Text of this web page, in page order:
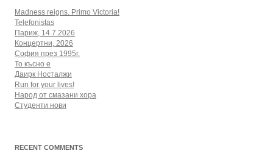
Madness reigns. Primo Victoria!
Telefonistas
Париж, 14.7.2026
Концертни, 2026
София през 1995г.
То късно е
Даирк Носталжи
Run for your lives!
Народ от смазани хора
Студенти нови
RECENT COMMENTS